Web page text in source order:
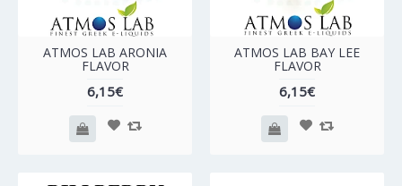
ATMOS LAB ARONIA
FLAVOR
6,15€
ATMOS LAB BAY LEE
FLAVOR
6,15€